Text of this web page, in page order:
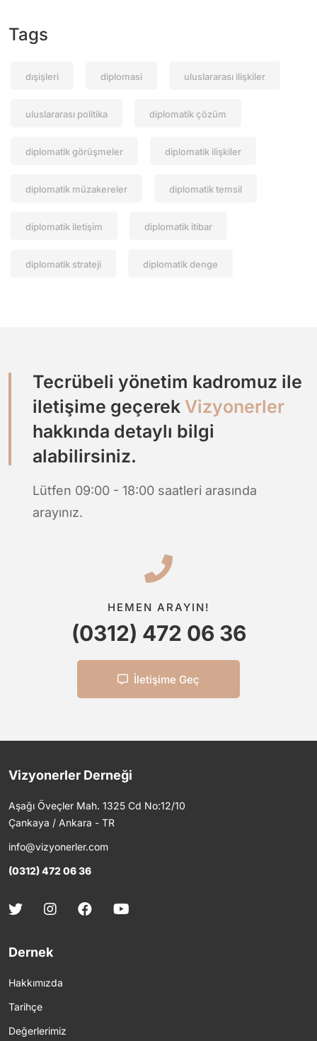
Tags
dışişleri diplomasi uluslararası ilişkiler
uluslararası politika diplomatik çözüm
diplomatik görüşmeler diplomatik ilişkiler
diplomatik müzakereler diplomatik temsil
diplomatik iletişim diplomatik itibar
diplomatik strateji diplomatik denge
Tecrübeli yönetim kadromuz ile
iletişime geçerek Vizyonerler
hakkında detaylı bilgi
alabilirsiniz.
Lütfen 09:00 - 18:00 saatleri arasında
arayınız.
HEMEN ARAYIN!
(0312) 472 06 36
İletişime Geç
Vizyonerler Derneği
Aşağı Öveçler Mah. 1325 Cd No:12/10
Çankaya / Ankara - TR
info@vizyonerler.com
(0312) 472 06 36
Dernek
Hakkımızda
Tarihçe
Değerlerimiz